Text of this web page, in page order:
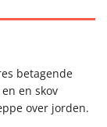
betagende
en skov
over jorden.